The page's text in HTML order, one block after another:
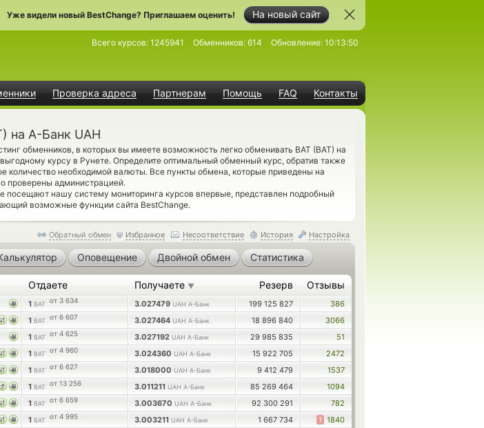
На новый сайт
Уже видели новый BestChange? Приглашаем оценить!
Проверка адреса Партнерам Помощь FAQ Контакты
Всего курсов: 1245941 Обменников: 614 Обновление: 10:13:50
на А-Банк UAH
обменников, в которых вы имеете возможность легко обменивать BAT (BAT) на
курсу в Рунете. Определите оптимальный обменный курс, обратив также
количество необходимой валюты. Все пункты обмена, которые приведены на
проверены администрацией.
посещают нашу систему мониторинга курсов впервые, представлен подробный
возможные функции сайта BestChange.
Обратный обмен Избранное Несоответствие История Настройка
Оповещение Двойной обмен Статистика
Отдаете Получаете ▼ Резерв Отзывы
1 BAT от 3 634 3.027479 UAH А-Банк 199 125 827
386
1 BAT от 6 607 3.027464 UAH А-Банк 18 896 840
3066
1 BAT от 4 625 3.027192 UAH А-Банк 29 985 835
51
1 BAT от 4 960 3.024360 UAH А-Банк 15 922 705
2472
1 BAT от 6 627 3.018000 UAH А-Банк 9 412 479
1537
1 BAT от 13 256 3.011211 UAH А-Банк 85 269 464
1094
1 BAT от 6 659 3.003670 UAH А-Банк 92 300 291
782
1 BAT от 4 995 3.003211 UAH А-Банк 1 667 734 1 1840